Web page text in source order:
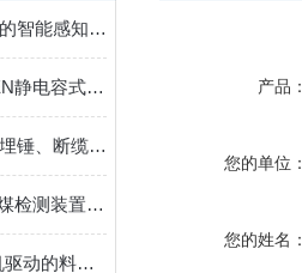
东和料位计：工业领域的智能感知专家
日本东和TOWA SEIDEN静电容式料位开关在盐仓的深度应用实践
如何解决重锤式料位计埋锤、断缆的问题?
TOWA SEIDEN阻旋堵煤检测装置：工业场景下的可靠之选
百科分享-一种无需电机驱动的料流开关
产品：
您的单位：
您的姓名：